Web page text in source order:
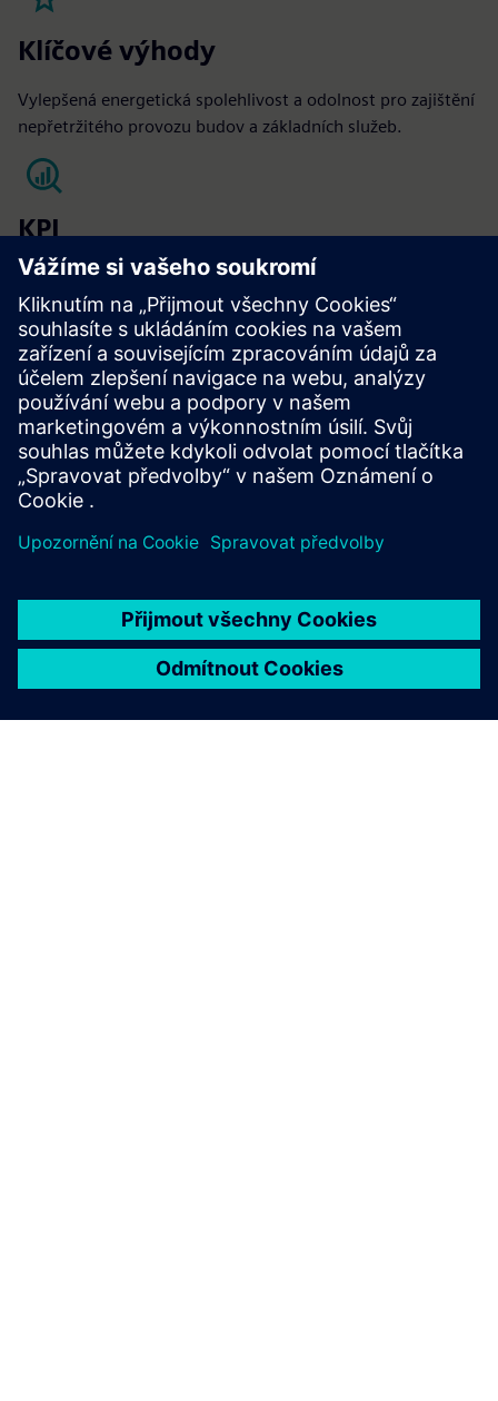
Klíčové výhody
Vylepšená energetická spolehlivost a odolnost pro zajištění
nepřetržitého provozu budov a základních služeb.
KPI
MY
Provozní náklady
Provozní doba provozuschopnosti